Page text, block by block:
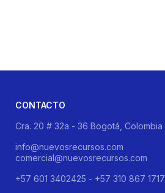
CONTACTO
Cra. 20 # 32a - 36 Bogotá, Colombia
info@nuevosrecursos.com
comercial@nuevosrecursos.com
+57 601 3402425 - +57 310 867 1717